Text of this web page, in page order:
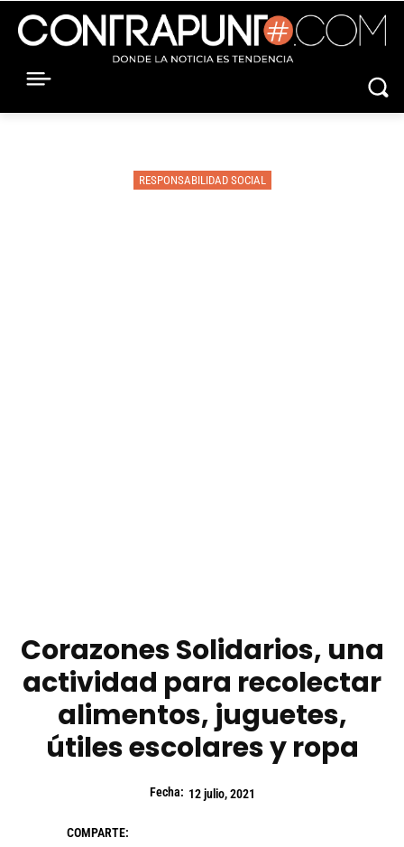
RESPONSABILIDAD SOCIAL
Corazones Solidarios, una
actividad para recolectar
alimentos, juguetes,
útiles escolares y ropa
Fecha: 12 julio, 2021
COMPARTE: